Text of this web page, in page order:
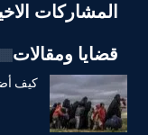
المشاركات
قضايا ومقالات
كيف